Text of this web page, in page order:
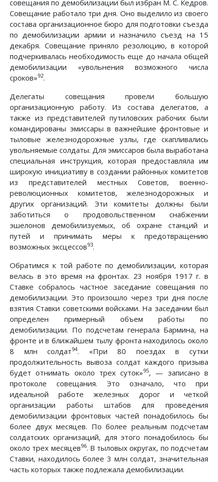
совещания по демобилизации был избран М. С. Кедров.
Совещание работало три дня. Оно выделило из своего
состава организационное бюро для подготовки съезда
по демобилизации армии и назначило съезд на 15
декабря. Совещание приняло резолюцию, в которой
подчеркивалась необходимость еще до начала общей
демобилизации «увольнения возможного числа
сроков»92.
Делегаты совещания провели большую
организационную работу. Из состава делегатов, а
также из представителей путиловских рабочих были
командированы эмиссары в важнейшие фронтовые и
тыловые железнодорожные узлы, где скапливались
увольняемые солдаты. Для эмиссаров была выработана
специальная инструкция, которая предоставляла им
широкую инициативу в создании районных комитетов
из представителей местных Советов, военно-
революционных комитетов, железнодорожных и
других организаций. Эти комитеты должны были
заботиться о продовольственном снабжении
эшелонов демобилизуемых, об охране станций и
путей и принимать меры к предотвращению
возможных эксцессов93.
Обратимся к той работе по демобилизации, которая
велась в это время на фронтах. 23 ноября 1917 г. в
Ставке собралось частное заседание совещания по
демобилизации. Это произошло через три дня после
взятия Ставки советскими войсками. На заседании был
определен примерный объем работы по
демобилизации. По подсчетам генерала Бармина, на
фронте и в ближайшем тылу фронта находилось около
8 млн солдат94. «При 80 поездах в сутки
продолжительность вывоза солдат каждого призыва
будет отнимать около трех суток»95, — записано в
протоколе совещания. Это означало, что при
идеальной работе железных дорог и четкой
организации работы штабов для проведения
демобилизации фронтовых частей понадобилось бы
более двух месяцев. По более реальным подсчетам
солдатских организаций, для этого понадобилось бы
около трех месяцев96. В тыловых округах, по подсчетам
Ставки, находилось более 3 млн солдат, значительная
часть которых также подлежала демобилизации.